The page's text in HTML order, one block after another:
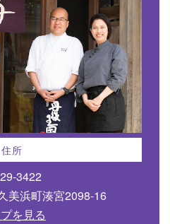
住所
3422
美浜町湊宮2098-16
を見る